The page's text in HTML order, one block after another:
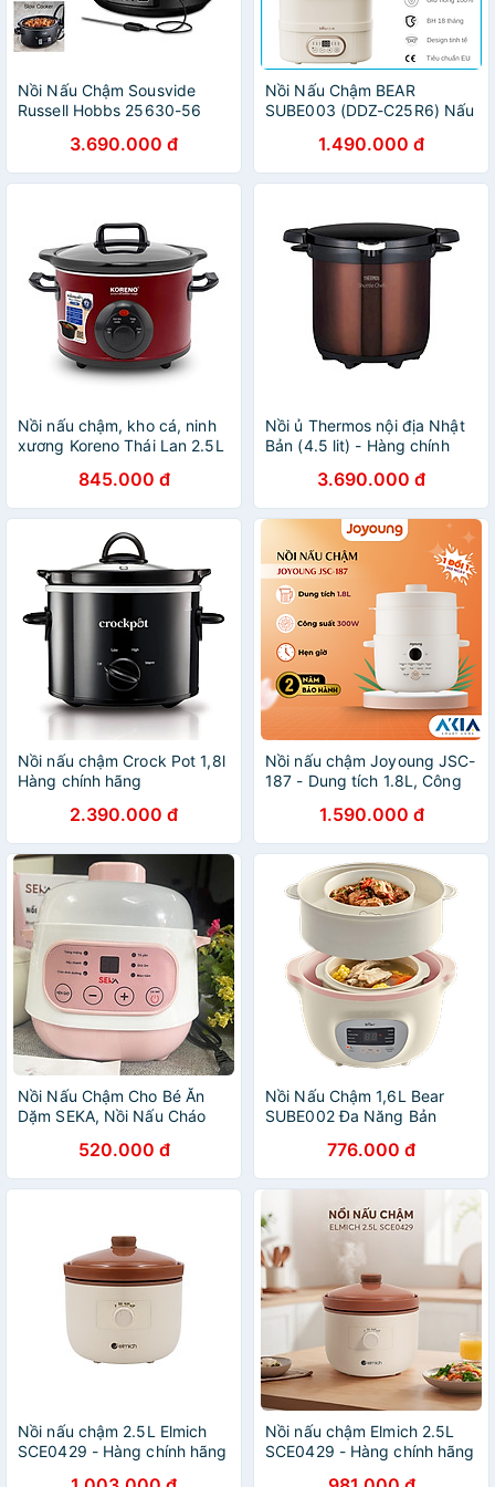
Nồi Nấu Chậm Sousvide
Russell Hobbs 25630-56
3.690.000 đ
Nồi Nấu Chậm BEAR
SUBE003 (DDZ-C25R6) Nấu
Tự Động Hoàn Toàn Chống
Trào Nước Chống Cháy
Dung Tích 2.5L Màu Ngẫu
1.490.000 đ
Nồi nấu chậm, kho cá, ninh
xương Koreno Thái Lan 2.5L
845.000 đ
Nồi ủ Thermos nội địa Nhật
Bản (4.5 lit) - Hàng chính
3.690.000 đ
Nồi nấu chậm Crock Pot 1,8l
Hàng chính hãng
2.390.000 đ
Nồi nấu chậm Joyoung JSC-
187 - Dung tích 1.8L, Công
Hàng chính hãng
1.590.000 đ
Nồi Nấu Chậm Cho Bé Ăn
Dặm SEKA, Nồi Nấu Cháo
Thuỷ Cao Cấp520.000 đ
Nồi Nấu Chậm 1,6L Bear
SUBE002 Đa Năng Bản
Chính Hãng776.000 đ
Nồi nấu chậm 2.5L Elmich
SCE0429 - Hàng chính hãng
Nồi nấu chậm Elmich 2.5L
SCE0429 - Hàng chính hãng